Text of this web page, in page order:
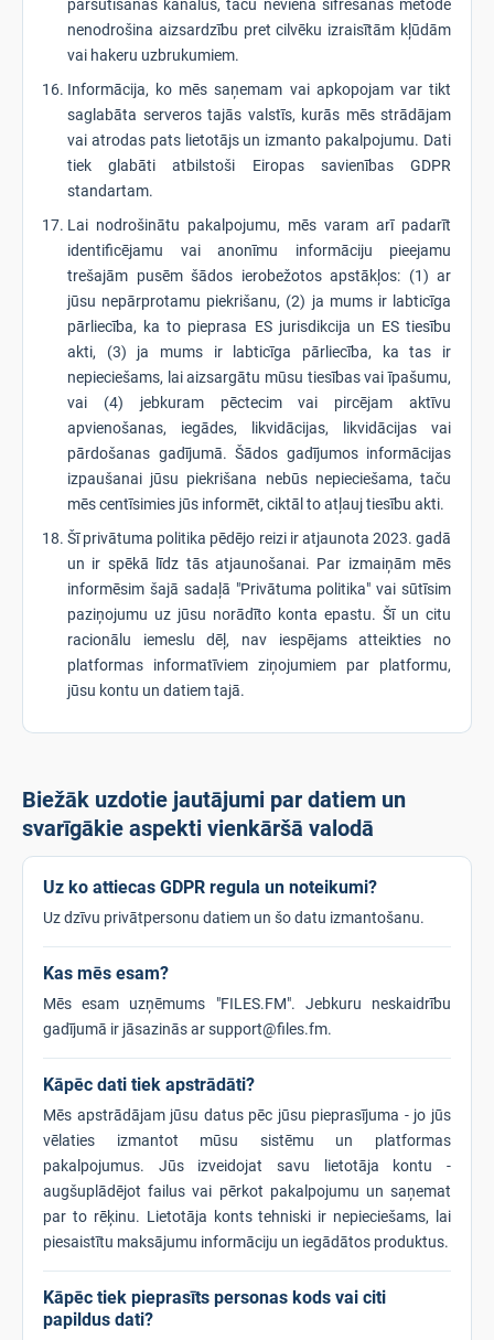
pārsūtīšanas kanālus, taču neviena šifrēšanas metode
nenodrošina aizsardzību pret cilvēku izraisītām kļūdām
vai hakeru uzbrukumiem.
Informācija, ko mēs saņemam vai apkopojam var tikt
saglabāta serveros tajās valstīs, kurās mēs strādājam
vai atrodas pats lietotājs un izmanto pakalpojumu. Dati
tiek glabāti atbilstoši Eiropas savienības GDPR
standartam.
Lai nodrošinātu pakalpojumu, mēs varam arī padarīt
identificējamu vai anonīmu informāciju pieejamu
trešajām pusēm šādos ierobežotos apstākļos: (1) ar
jūsu nepārprotamu piekrišanu, (2) ja mums ir labticīga
pārliecība, ka to pieprasa ES jurisdikcija un ES tiesību
akti, (3) ja mums ir labticīga pārliecība, ka tas ir
nepieciešams, lai aizsargātu mūsu tiesības vai īpašumu,
vai (4) jebkuram pēctecim vai pircējam aktīvu
apvienošanas, iegādes, likvidācijas, likvidācijas vai
pārdošanas gadījumā. Šādos gadījumos informācijas
izpaušanai jūsu piekrišana nebūs nepieciešama, taču
mēs centīsimies jūs informēt, ciktāl to atļauj tiesību akti.
Šī privātuma politika pēdējo reizi ir atjaunota 2023. gadā
un ir spēkā līdz tās atjaunošanai. Par izmaiņām mēs
informēsim šajā sadaļā "Privātuma politika" vai sūtīsim
paziņojumu uz jūsu norādīto konta epastu. Šī un citu
racionālu iemeslu dēļ, nav iespējams atteikties no
platformas informatīviem ziņojumiem par platformu,
jūsu kontu un datiem tajā.
Biežāk uzdotie jautājumi par datiem un
svarīgākie aspekti vienkāršā valodā
Uz ko attiecas GDPR regula un noteikumi?
Uz dzīvu privātpersonu datiem un šo datu izmantošanu.
Kas mēs esam?
Mēs esam uzņēmums "FILES.FM". Jebkuru neskaidrību
gadījumā ir jāsazinās ar support@files.fm.
Kāpēc dati tiek apstrādāti?
Mēs apstrādājam jūsu datus pēc jūsu pieprasījuma - jo jūs
vēlaties izmantot mūsu sistēmu un platformas
pakalpojumus. Jūs izveidojat savu lietotāja kontu -
augšuplādējot failus vai pērkot pakalpojumu un saņemat
par to rēķinu. Lietotāja konts tehniski ir nepieciešams, lai
piesaistītu maksājumu informāciju un iegādātos produktus.
Kāpēc tiek pieprasīts personas kods vai citi
papildus dati?